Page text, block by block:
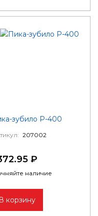
зубило P-400
207002
₽
наличие
В корзину